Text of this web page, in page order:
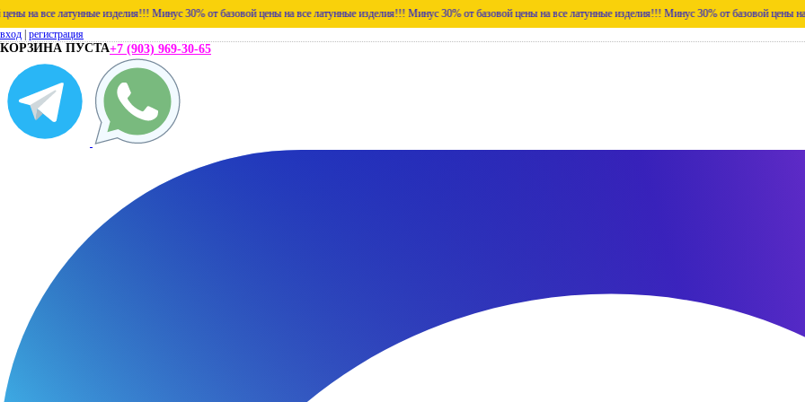
латунные изделия!!! Минус 30% от базовой цены на все латунные изделия!!! Минус 30% от базовой цены на все латунные изделия!!! Минус 30% от базовой цены на все
вход регистрация
КОРЗИНА ПУСТА+7 (903) 969-30-65